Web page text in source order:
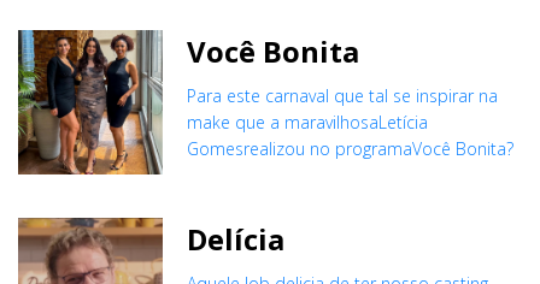
Você Bonita
Para este carnaval que tal se inspirar na
make que a maravilhosaLetícia
Gomesrealizou no programaVocê Bonita?
Delícia